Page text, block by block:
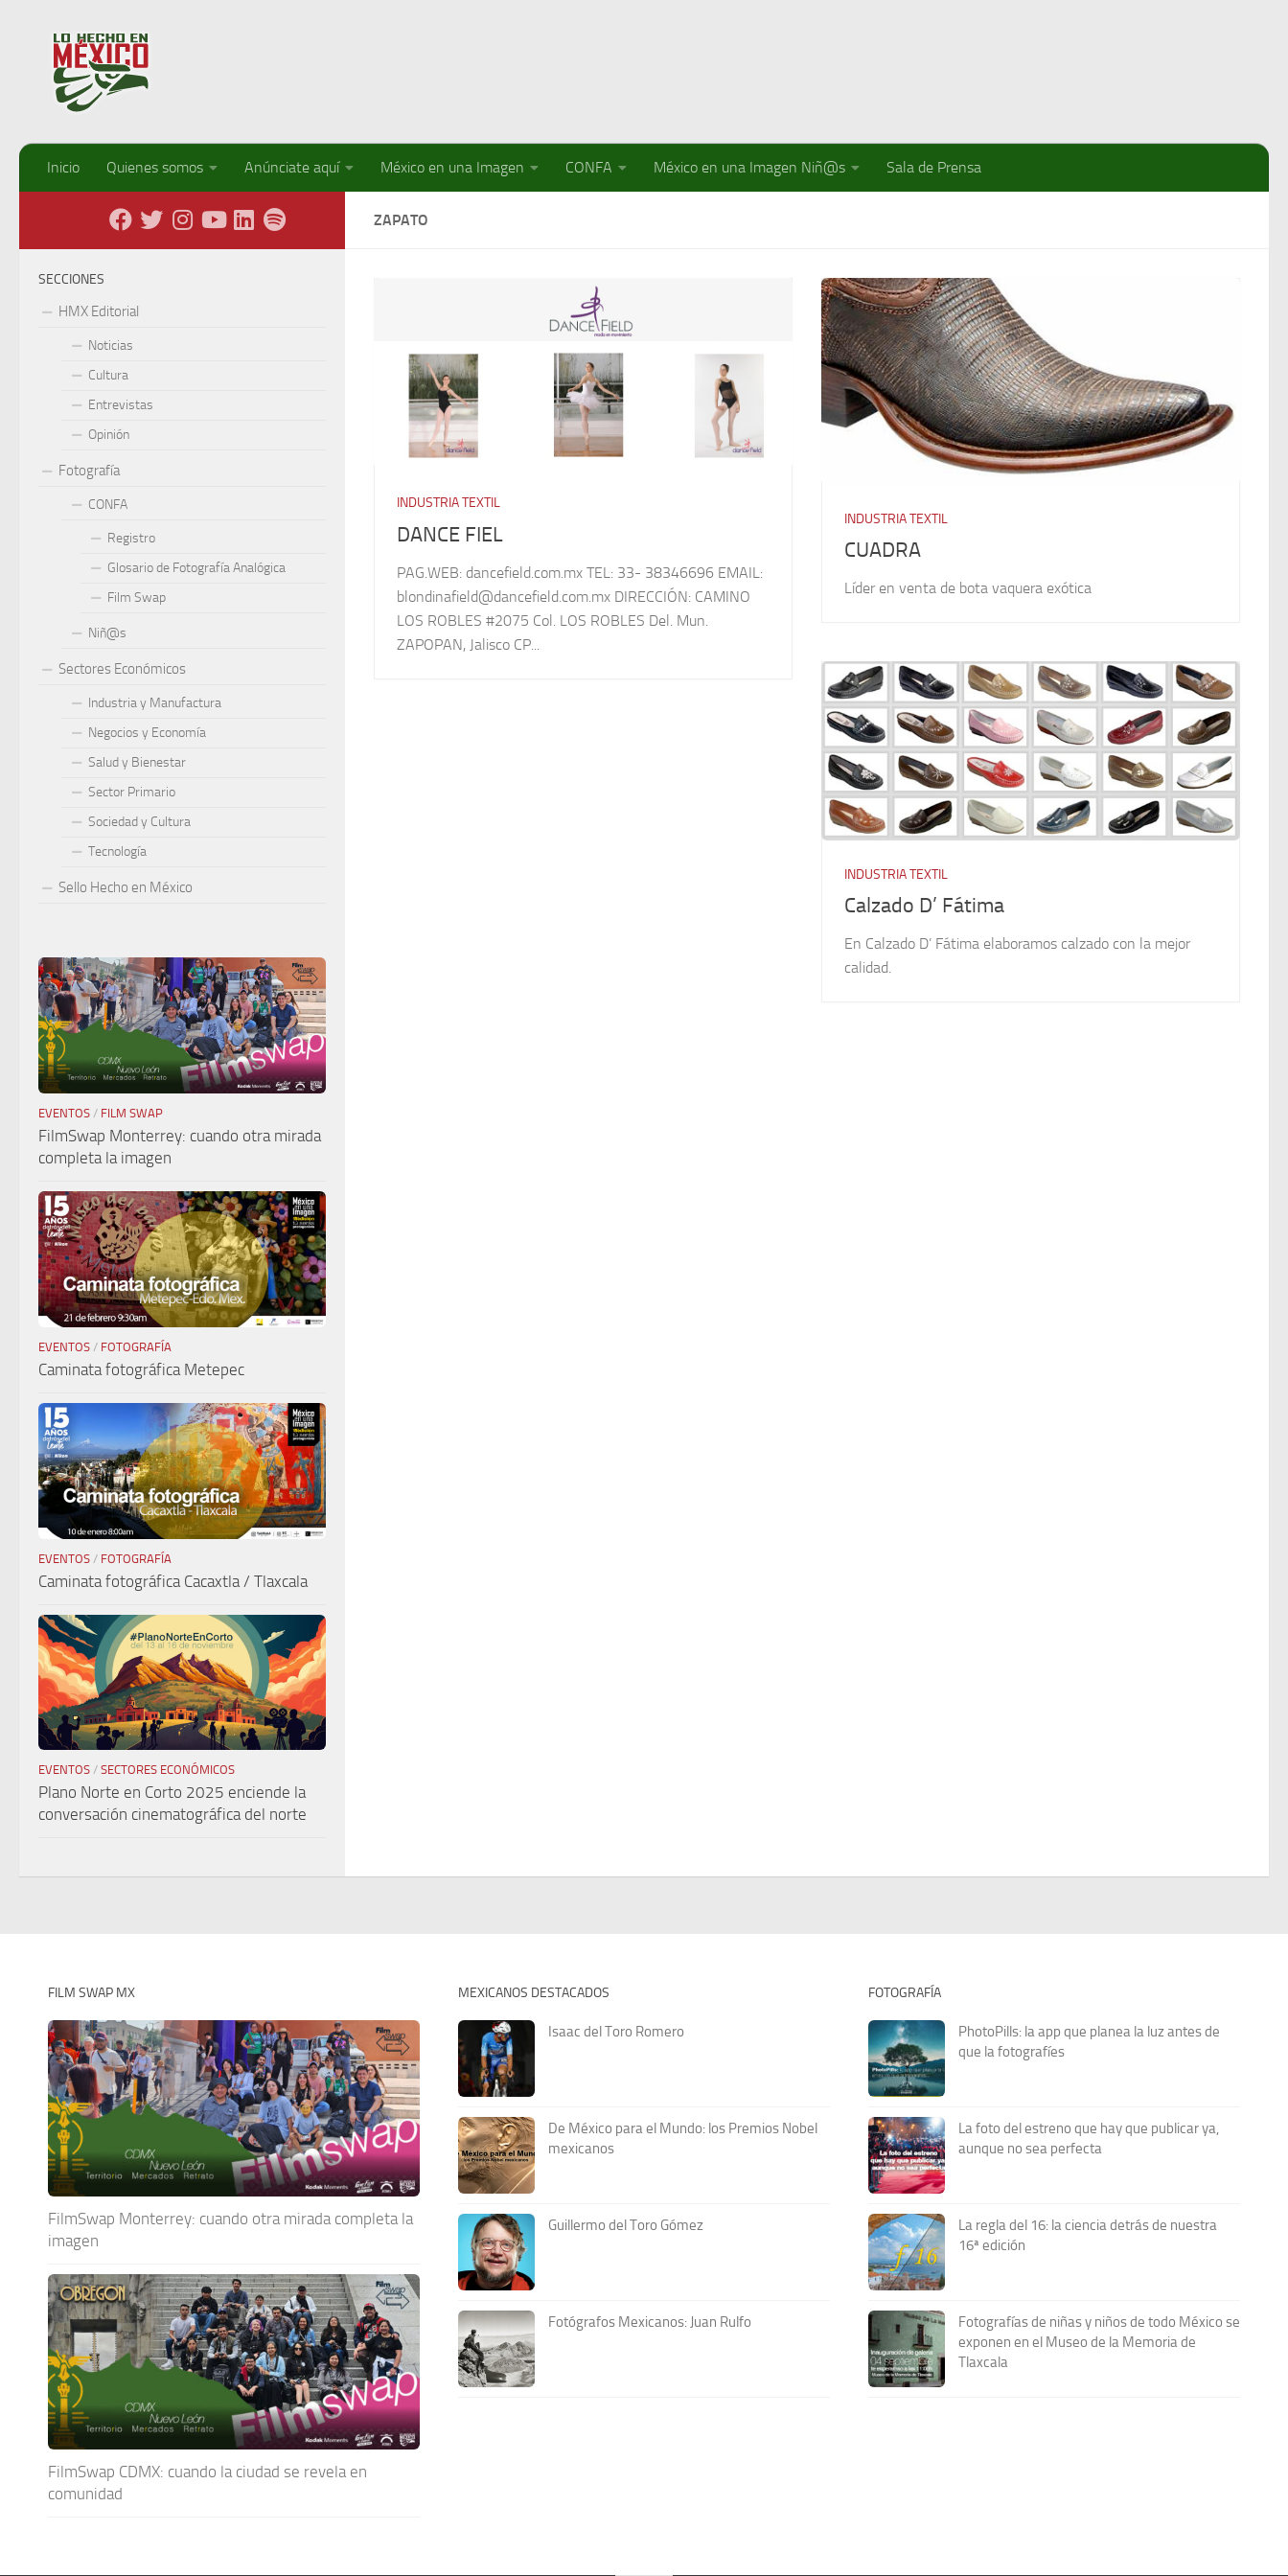
Inicio Quienes somos Anúnciate aquí México en una Imagen CONFA México en una Imagen Niñ@s Sala de Prensa
ZAPATO
INDUSTRIA TEXTIL
DANCE FIEL
PAG.WEB: dancefield.com.mx TEL: 33- 38346696 EMAIL:
blondinafield@dancefield.com.mx DIRECCIÓN: CAMINO
LOS ROBLES #2075 Col. LOS ROBLES Del. Mun.
ZAPOPAN, Jalisco CP...
INDUSTRIA TEXTIL
CUADRA
Líder en venta de bota vaquera exótica
INDUSTRIA TEXTIL
Calzado D’ Fátima
En Calzado D’ Fátima elaboramos calzado con la mejor
calidad.
SECCIONES
HMX Editorial
Noticias
Cultura
Entrevistas
Opinión
Fotografía
CONFA
Registro
Glosario de Fotografía Analógica
Film Swap
Niñ@s
Sectores Económicos
Industria y Manufactura
Negocios y Economía
Salud y Bienestar
Sector Primario
Sociedad y Cultura
Tecnología
Sello Hecho en México
EVENTOS / FILM SWAP
FilmSwap Monterrey: cuando otra mirada
completa la imagen
EVENTOS / FOTOGRAFÍA
Caminata fotográfica Metepec
EVENTOS / FOTOGRAFÍA
Caminata fotográfica Cacaxtla / Tlaxcala
EVENTOS / SECTORES ECONÓMICOS
Plano Norte en Corto 2025 enciende la
conversación cinematográfica del norte
FILM SWAP MX
FilmSwap Monterrey: cuando otra mirada completa la
imagen
FilmSwap CDMX: cuando la ciudad se revela en
comunidad
MEXICANOS DESTACADOS
Isaac del Toro Romero
De México para el Mundo: los Premios Nobel
mexicanos
Guillermo del Toro Gómez
Fotógrafos Mexicanos: Juan Rulfo
FOTOGRAFÍA
PhotoPills: la app que planea la luz antes de
que la fotografíes
La foto del estreno que hay que publicar ya,
aunque no sea perfecta
La regla del 16: la ciencia detrás de nuestra
16ª edición
Fotografías de niñas y niños de todo México se
exponen en el Museo de la Memoria de
Tlaxcala